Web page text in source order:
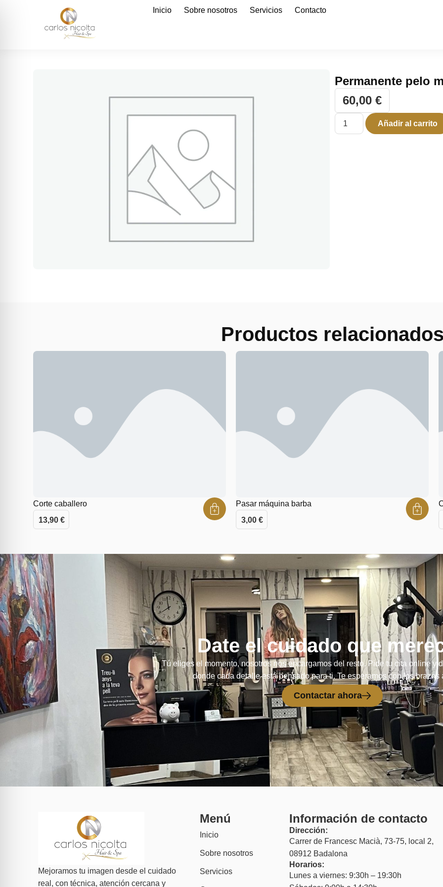
Inicio Sobre nosotros Servicios Contacto
Permanente pelo
60,00 €
Añadir al carrito
Productos
Corte caballero
13,90€
Pasar máquina barba
3,00€
Date el cuidado que
Tú eliges el momento, nosotros nos encargamos del resto. Pide tu cita online y
donde cada detalle está pensado para ti. Te esperamos con los brazos
Contactar ahora
Mejoramos tu imagen desde el cuidado
real, con técnica, atención cercana y
Menú
Inicio
Sobre nosotros
Servicios
Información de contacto
Dirección:
Carrer de Francesc Macià, 73-75, local 2,
08912 Badalona
Horarios:
Lunes a viernes: 9:30h – 19:30h